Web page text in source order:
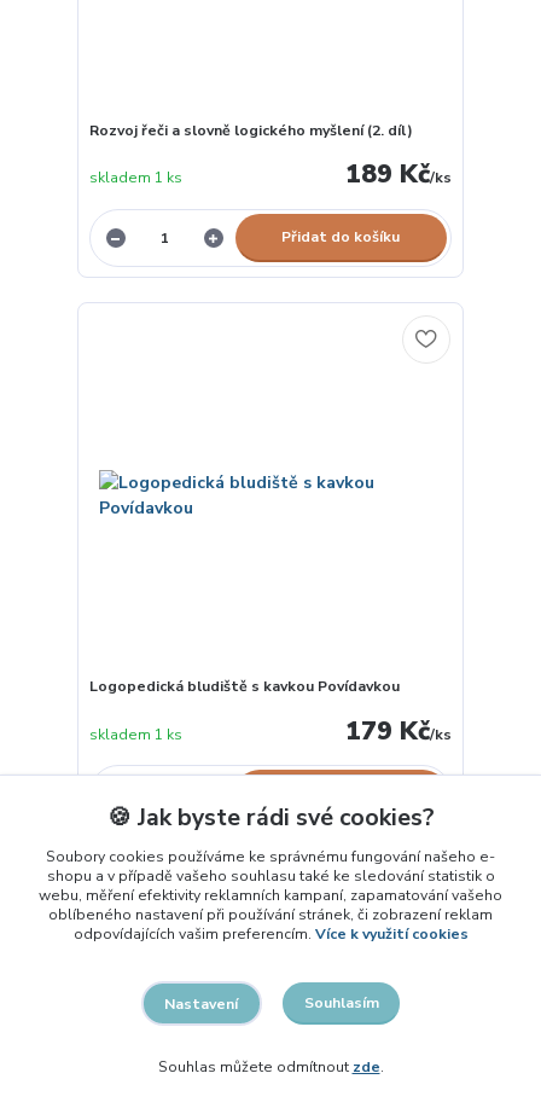
Rozvoj řeči a slovně logického myšlení (2. díl)
189 Kč/ks
skladem 1 ks
Přidat do košíku
Logopedická bludiště s kavkou Povídavkou
179 Kč/ks
skladem 1 ks
🍪 Jak byste rádi své cookies?
Soubory cookies používáme ke správnému fungování našeho e-
shopu a v případě vašeho souhlasu také ke sledování statistik o
webu, měření efektivity reklamních kampaní, zapamatování vašeho
oblíbeného nastavení při používání stránek, či zobrazení reklam
odpovídajících vašim preferencím. Více k využití cookies
Nastavení Souhlasím
Souhlas můžete odmítnout zde.